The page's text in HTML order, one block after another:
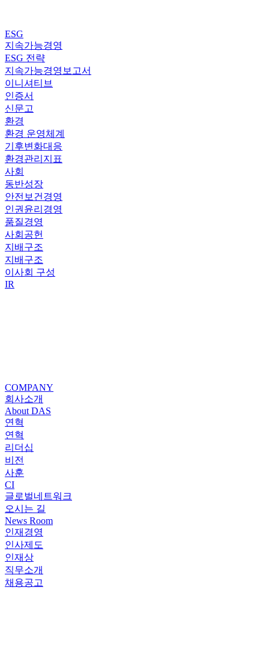
ESG
지속가능경영
ESG 전략
지속가능경영보고서
이니셔티브
인증서
신문고
환경
환경 운영체계
기후변화대응
환경관리지표
사회
동반성장
안전보건경영
인권윤리경영
품질경영
사회공헌
지배구조
지배구조
이사회 구성
IR
COMPANY
회사소개
About DAS
연혁
연혁
리더십
비전
사훈
CI
글로벌네트워크
오시는 길
News Room
인재경영
인사제도
인재상
직무소개
채용공고